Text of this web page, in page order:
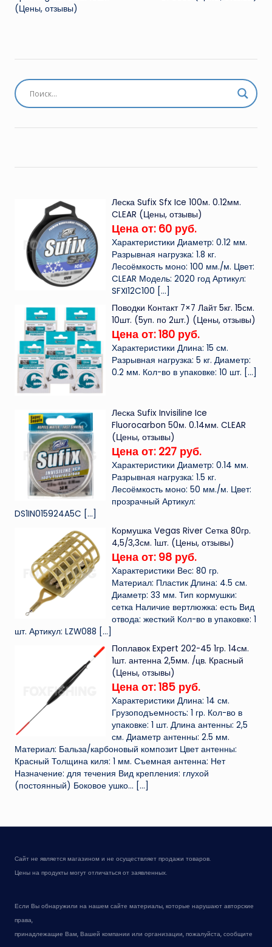
(Цены, отзывы)
Леска Sufix Sfx Ice 100м. 0.12мм.
CLEAR (Цены, отзывы)
Цена от: 60 руб.
Характеристики Диаметр: 0.12 мм.
Разрывная нагрузка: 1.8 кг.
Лесоёмкость моно: 100 мм./м. Цвет:
CLEAR Модель: 2020 год Артикул:
SFXI12C100 […]
Поводки Контакт 7×7 Лайт 5кг. 15см.
10шт. (5уп. по 2шт.) (Цены, отзывы)
Цена от: 180 руб.
Характеристики Длина: 15 см.
Разрывная нагрузка: 5 кг. Диаметр:
0.2 мм. Кол-во в упаковке: 10 шт. […]
Леска Sufix Invisiline Ice
Fluorocarbon 50м. 0.14мм. CLEAR
(Цены, отзывы)
Цена от: 227 руб.
Характеристики Диаметр: 0.14 мм.
Разрывная нагрузка: 1.5 кг.
Лесоёмкость моно: 50 мм./м. Цвет:
прозрачный Артикул:
DS1IN015924A5C […]
Кормушка Vegas River Сетка 80гр.
4,5/3,3см. 1шт. (Цены, отзывы)
Цена от: 98 руб.
Характеристики Вес: 80 гр.
Материал: Пластик Длина: 4.5 см.
Диаметр: 33 мм. Тип кормушки:
сетка Наличие вертлюжка: есть Вид
отвода: жесткий Кол-во в упаковке: 1
шт. Артикул: LZW088 […]
Поплавок Expert 202-45 1гр. 14см.
1шт. антенна 2,5мм. /цв. Красный
(Цены, отзывы)
Цена от: 185 руб.
Характеристики Длина: 14 см.
Грузоподъемность: 1 гр. Кол-во в
упаковке: 1 шт. Длина антенны: 2,5
см. Диаметр антенны: 2.5 мм.
Материал: Бальза/карбоновый композит Цвет антенны:
Красный Толщина киля: 1 мм. Съемная антенна: Нет
Назначение: для течения Вид крепления: глухой
(постоянный) Боковое ушко... […]
Сайт не является магазином и не осуществляет продажи товаров.
Цены на продукты могут отличаться от заявленных.
Если Вы обнаружили на нашем сайте материалы, которые нарушают авторские
права,
принадлежащие Вам, Вашей компании или организации, пожалуйста, сообщите